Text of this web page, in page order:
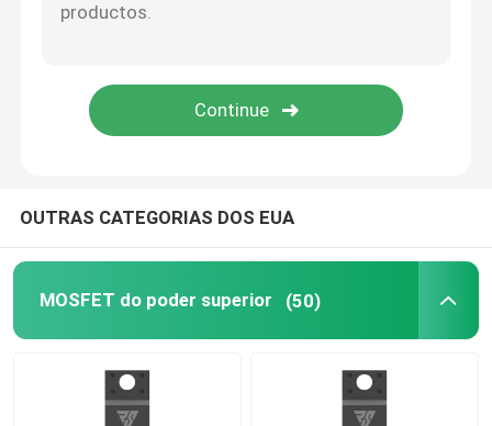
OUTRAS CATEGORIAS DOS EUA
MOSFET do poder superior (50)